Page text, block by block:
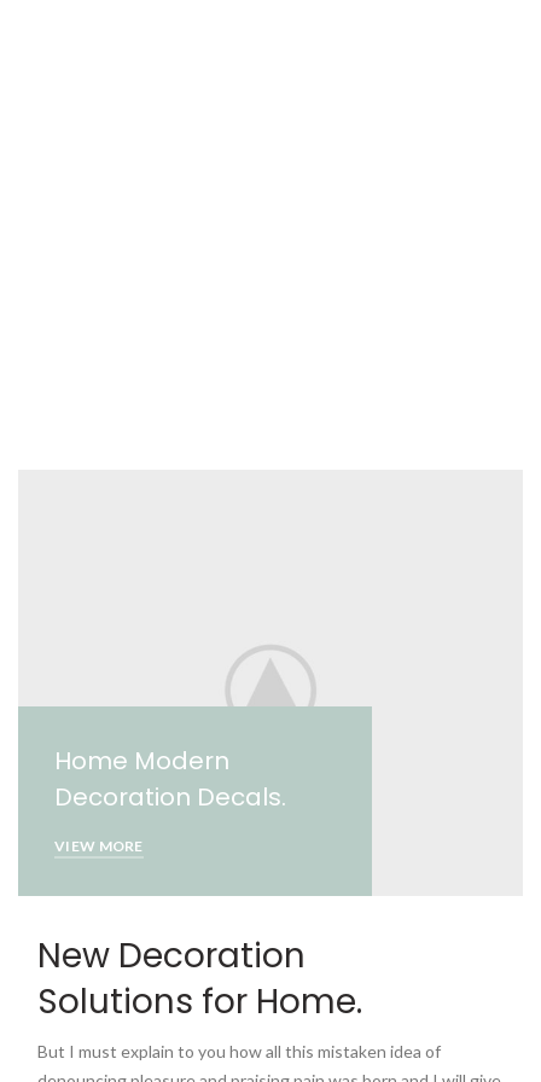
Home Modern
Decoration Decals.
VIEW MORE
New Decoration
Solutions for Home.
But I must explain to you how all this mistaken idea of